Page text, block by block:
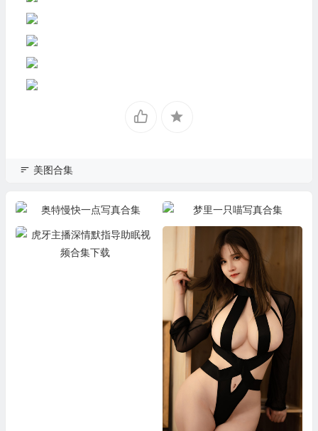
美图合集
奥特慢快一点写真合集 梦里一只喵写真合集